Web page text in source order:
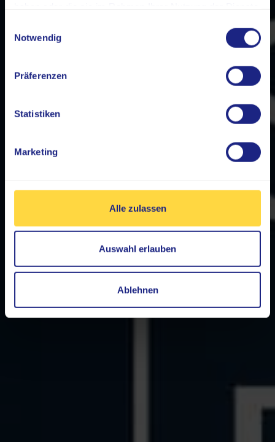
Notwendig
Präferenzen
Statistiken
Marketing
Alle zulassen
Auswahl erlauben
Ablehnen